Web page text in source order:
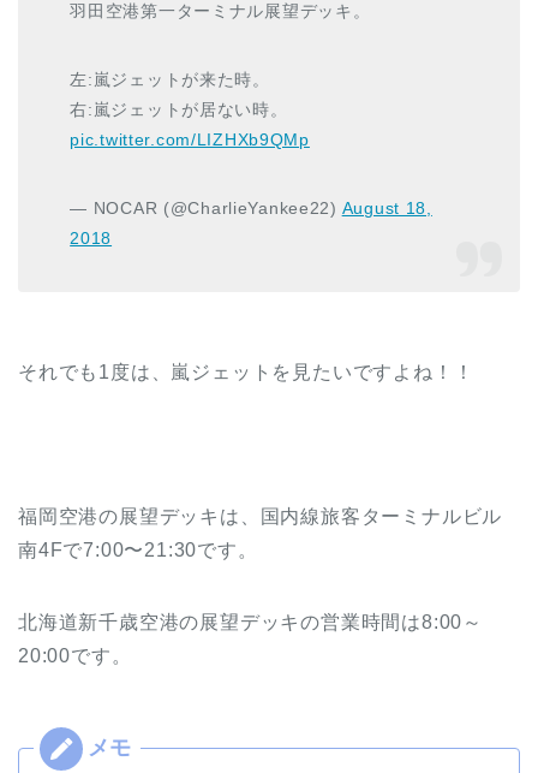
羽田空港第一ターミナル展望デッキ。
左:嵐ジェットが来た時。
右:嵐ジェットが居ない時。
pic.twitter.com/LIZHXb9QMp
— NOCAR (@CharlieYankee22) August 18,
2018
それでも1度は、嵐ジェットを見たいですよね！！
福岡空港の展望デッキは、国内線旅客ターミナルビル
南4Fで7:00〜21:30です。
北海道新千歳空港の展望デッキの営業時間は8:00～
20:00です。